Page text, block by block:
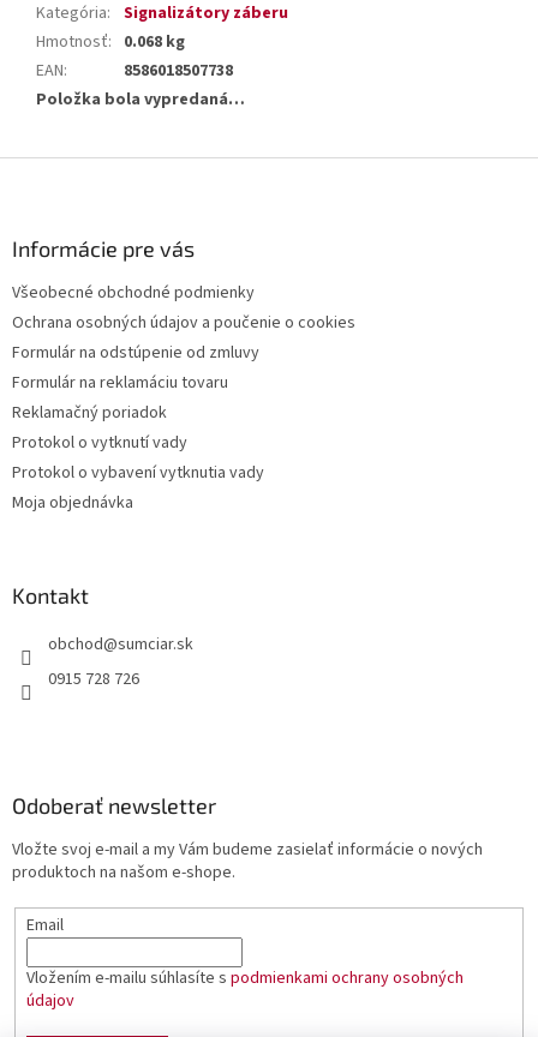
Kategória: Signalizátory záberu
Hmotnosť: 0.068 kg
EAN:
8586018507738
Položka bola vypredaná…
Informácie pre vás
Všeobecné obchodné podmienky
Ochrana osobných údajov a poučenie o cookies
Formulár na odstúpenie od zmluvy
Formulár na reklamáciu tovaru
Reklamačný poriadok
Protokol o vytknutí vady
Protokol o vybavení vytknutia vady
Moja objednávka
Kontakt
obchod@sumciar.sk
0915 728 726
Odoberať newsletter
Vložte svoj e-mail a my Vám budeme zasielať informácie o nových
produktoch na našom e-shope.
Email
Vložením e-mailu súhlasíte s podmienkami ochrany osobných
údajov